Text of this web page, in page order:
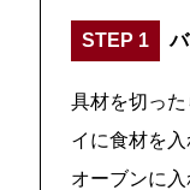
STEP 1
具材を切っ
イに食材を
オーブンに